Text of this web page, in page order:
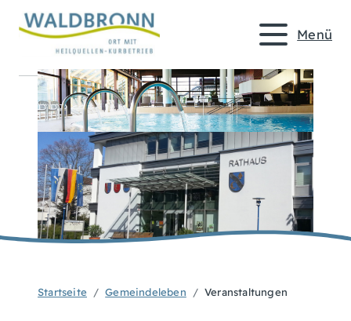
Menü
Startseite Gemeindeleben Veranstaltungen